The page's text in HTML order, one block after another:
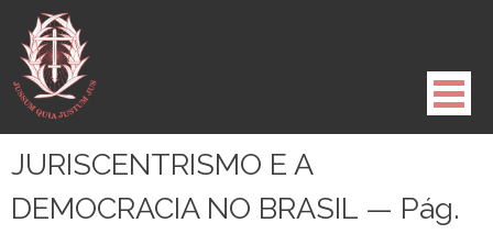
para
conteúdo
JURISCENTRISMO E A
DEMOCRACIA NO BRASIL — Pág.